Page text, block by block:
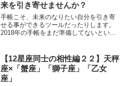
来を引き寄せませんか？
手帳こそ、未来のなりたい自分を引き寄
せる事ができるツールだったりします。
2018年の手帳をまだ準備してないという
か？
【12星座同士の相性編２２】天秤
座×「蟹座」「獅子座」「乙女
座」